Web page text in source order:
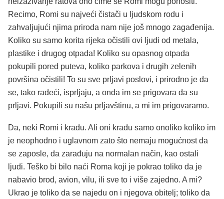
Recimo, Romi su najveći čistači u ljudskom rodu i
zahvaljujući njima priroda nam nije još mnogo zagađenija.
Koliko su samo korita rijeka očistili ovi ljudi od metala,
plastike i drugog otpada! Koliko su opasnog otpada
pokupili pored puteva, koliko parkova i drugih zelenih
površina očistili! To su sve prljavi poslovi, i prirodno je da
se, tako radeći, isprljaju, a onda im se prigovara da su
prljavi. Pokupili su našu prljavštinu, a mi im prigovaramo.
Da, neki Romi i kradu. Ali oni kradu samo onoliko koliko im
je neophodno i uglavnom zato što nemaju mogućnost da
se zaposle, da zarađuju na normalan način, kao ostali
ljudi. Teško bi bilo naći Roma koji je pokrao toliko da je
nabavio brod, avion, vilu, ili sve to i više zajedno. A mi?
Ukrao je toliko da se najedu on i njegova obitelj; toliko da